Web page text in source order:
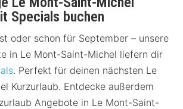
Specials buchen
oder schon für September – unsere
in Le Mont-Saint-Michel liefern dir
. Perfekt für deinen nächsten Le
Kurzurlaub. Entdecke außerdem
Angebote in Le Mont-Saint-